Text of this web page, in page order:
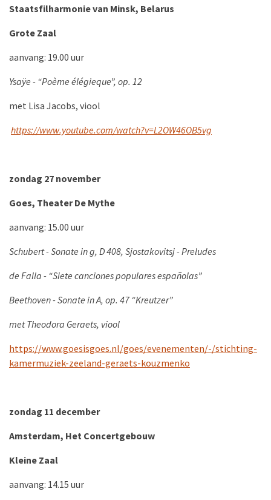
Staatsfilharmonie van Minsk, Belarus
Grote Zaal
aanvang: 19.00 uur
Ysaÿe - “Poème élégieque”, op. 12
met Lisa Jacobs, viool
https://www.youtube.com/watch?v=L2OW46OB5vg
zondag 27 november
Goes, Theater De Mythe
aanvang: 15.00 uur
Schubert - Sonate in g, D 408, Sjostakovitsj - Preludes
de Falla - “Siete canciones populares españolas”
Beethoven - Sonate in A, op. 47 “Kreutzer”
met Theodora Geraets, viool
https://www.goesisgoes.nl/goes/evenementen/-/stichting-
kamermuziek-zeeland-geraets-kouzmenko
zondag 11 december
Amsterdam, Het Concertgebouw
Kleine Zaal
aanvang: 14.15 uur